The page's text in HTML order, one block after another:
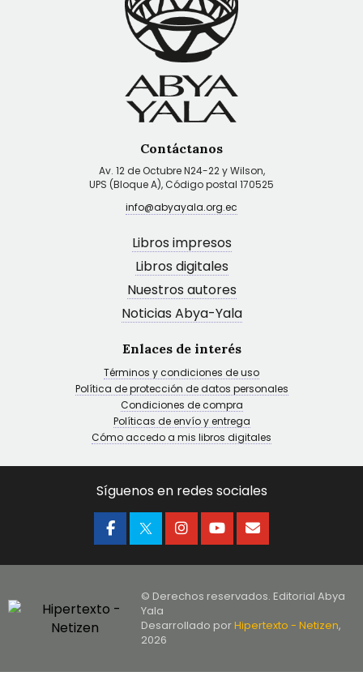
Contáctanos
Av. 12 de Octubre N24-22 y Wilson,
UPS (Bloque A), Código postal 170525
info@abyayala.org.ec
Libros impresos
Libros digitales
Nuestros autores
Noticias Abya-Yala
Enlaces de interés
Términos y condiciones de uso
Política de protección de datos personales
Condiciones de compra
Políticas de envío y entrega
Cómo accedo a mis libros digitales
Síguenos en redes sociales
© Derechos reservados. Editorial Abya
Yala
Desarrollado porHipertexto - Netizen,
2026